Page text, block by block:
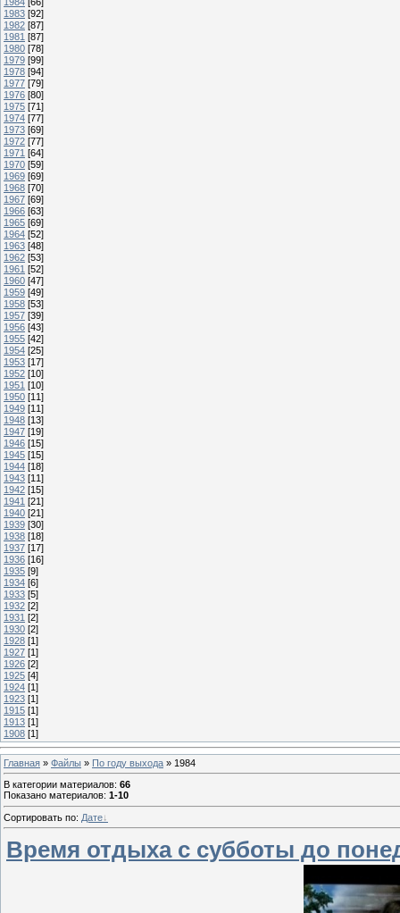
1983 [92]
1982 [87]
1981 [87]
1980 [78]
1979 [99]
1978 [94]
1977 [79]
1976 [80]
1975 [71]
1974 [77]
1973 [69]
1972 [77]
1971 [64]
1970 [59]
1969 [69]
1968 [70]
1967 [69]
1966 [63]
1965 [69]
1964 [52]
1963 [48]
1962 [53]
1961 [52]
1960 [47]
1959 [49]
1958 [53]
1957 [39]
1956 [43]
1955 [42]
1954 [25]
1953 [17]
1952 [10]
1951 [10]
1950 [11]
1949 [11]
1948 [13]
1947 [19]
1946 [15]
1945 [15]
1944 [18]
1943 [11]
1942 [15]
1941 [21]
1940 [21]
1939 [30]
1938 [18]
1937 [17]
1936 [16]
1935 [9]
1934 [6]
1933 [5]
1932 [2]
1931 [2]
1930 [2]
1928 [1]
1927 [1]
1926 [2]
1925 [4]
1924 [1]
1923 [1]
1915 [1]
1913 [1]
1908 [1]
Главная » Файлы » По году выхода » 1984
В категории материалов: 66
Показано материалов: 1-10
Сортировать по: Дате
Время отдыха с субботы до